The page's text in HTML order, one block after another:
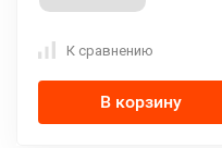
К сравнению
В корзину